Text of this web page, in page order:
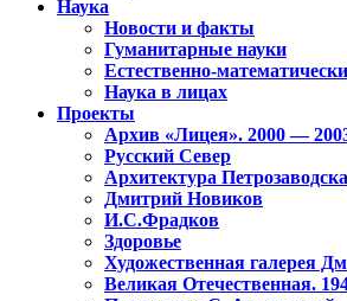
Наука
Новости и факты
Гуманитарные науки
Естественно-
Наука в лицах
Проекты
Архив «Лицея». 2000 —
Русский Север
Архитектура Петрозаводска
Дмитрий Новиков
И.С.Фрадков
Здоровье
Художественная галерея
Великая Отечественная.